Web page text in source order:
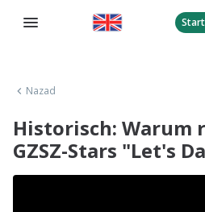
Nazad
Historisch: Warum
GZSZ-Stars "Let's